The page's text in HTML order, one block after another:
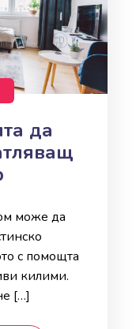
да
може да
с помощта
килими.
[…]